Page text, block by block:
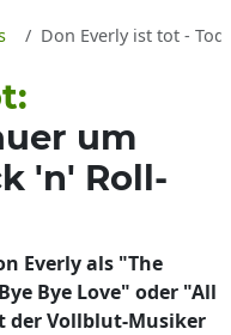
Don Everly ist tot -
um
'n' Roll-
Everly als "The
Bye Love" oder "All
der Vollblut-Musiker